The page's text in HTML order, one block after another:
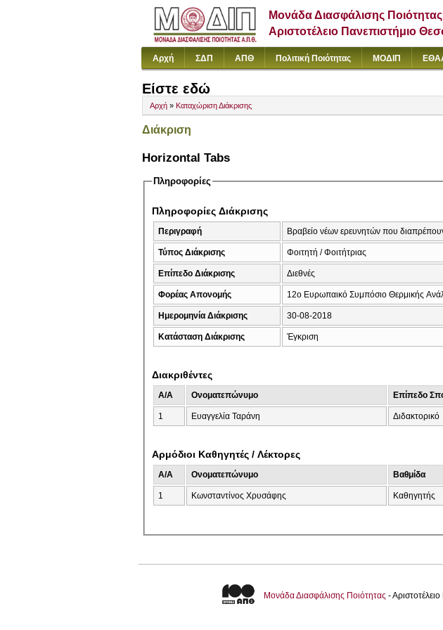
Μονάδα Διασφάλισης Ποιότητας
Αριστοτέλειο Πανεπιστήμιο
Αρχή ΣΔΠ ΑΠΘ Πολιτική Ποιότητας ΜΟΔΙΠ
Είστε εδώ
Αρχή » Καταχώριση Διάκρισης
Διάκριση
Horizontal Tabs
Πληροφορίες
Πληροφορίες Διάκρισης
Περιγραφή Βραβείο νέων ερευνητών που
Τύπος Διάκρισης Φοιτητή / Φοιτήτριας
Επίπεδο Διάκρισης Διεθνές
Φορέας Απονομής 12ο Ευρωπαικό Συμπόσιο Θερμικής
Ημερομηνία Διάκρισης 30-08-2018
Κατάσταση Διάκρισης Έγκριση
Διακριθέντες
A/A Ονοματεπώνυμο Επίπεδο
1 Ευαγγελία Ταράνη Διδακτορικό
Αρμόδιοι Καθηγητές / Λέκτορες
A/A Ονοματεπώνυμο Βαθμίδα
1 Κωνσταντίνος Χρυσάφης Καθηγητής
Μονάδα Διασφάλισης Ποιότητας -